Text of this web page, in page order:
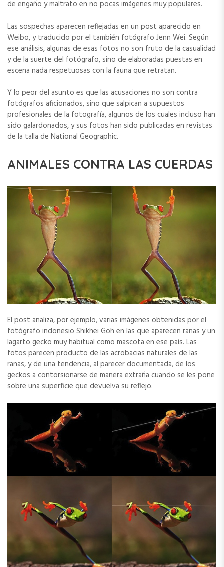
de engaño y maltrato en no pocas imágenes muy populares.
Las sospechas aparecen reflejadas en un post aparecido en
Weibo, y traducido por el también fotógrafo Jenn Wei. Según
ese análisis, algunas de esas fotos no son fruto de la casualidad
y de la suerte del fotógrafo, sino de elaboradas puestas en
escena nada respetuosas con la fauna que retratan.
Y lo peor del asunto es que las acusaciones no son contra
fotógrafos aficionados, sino que salpican a supuestos
profesionales de la fotografía, algunos de los cuales incluso han
sido galardonados, y sus fotos han sido publicadas en revistas
de la talla de National Geographic.
ANIMALES CONTRA LAS CUERDAS
El post analiza, por ejemplo, varias imágenes obtenidas por el
fotógrafo indonesio Shikhei Goh en las que aparecen ranas y un
lagarto gecko muy habitual como mascota en ese país. Las
fotos parecen producto de las acrobacias naturales de las
ranas, y de una tendencia, al parecer documentada, de los
geckos a contorsionarse de manera extraña cuando se les pone
sobre una superficie que devuelva su reflejo.